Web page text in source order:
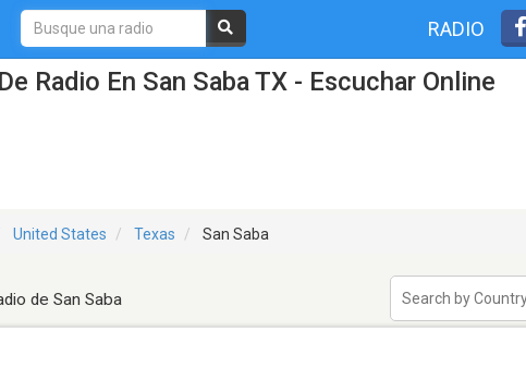
RADIO
Radio En San Saba TX - Escuchar Online
United States Texas San Saba
de San Saba